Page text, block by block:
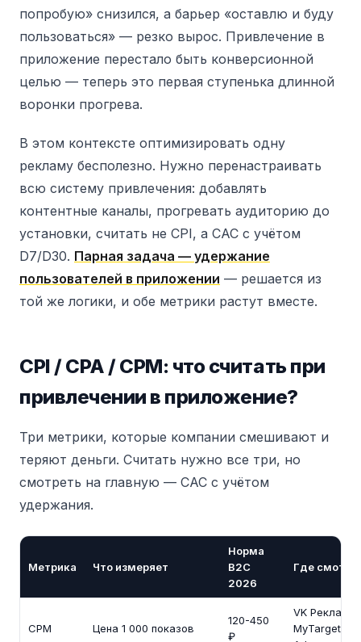
попробую» снизился, а барьер «оставлю и буду
пользоваться» — резко вырос. Привлечение в
приложение перестало быть конверсионной
целью — теперь это первая ступенька длинной
воронки прогрева.
В этом контексте оптимизировать одну
рекламу бесполезно. Нужно перенастраивать
всю систему привлечения: добавлять
контентные каналы, прогревать аудиторию до
установки, считать не CPI, а CAC с учётом
D7/D30. Парная задача — удержание
пользователей в приложении — решается из
той же логики, и обе метрики растут вместе.
CPI / CPA / CPM: что считать при
привлечении в приложение?
Три метрики, которые компании смешивают и
теряют деньги. Считать нужно все три, но
смотреть на главную — CAC с учётом
удержания.
Метрика Что измеряет
Норма
B2C
2026
Где
CPM Цена 1 000 показов
120-450
₽
VK Реклама,
MyTarget,